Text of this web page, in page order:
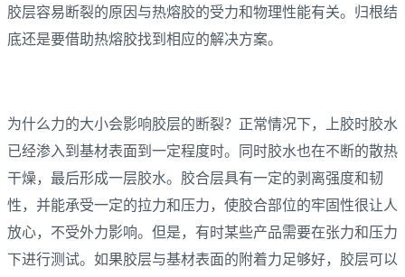
胶层容易断裂的原因与热熔胶的受力和物理性能有关。归根结
底还是要借助热熔胶找到相应的解决方案。
为什么力的大小会影响胶层的断裂？正常情况下，上胶时胶水
已经渗入到基材表面到一定程度时。同时胶水也在不断的散热
干燥，最后形成一层胶水。胶合层具有一定的剥离强度和韧
性，并能承受一定的拉力和压力，使胶合部位的牢固性很让人
放心，不受外力影响。但是，有时某些产品需要在张力和压力
下进行测试。如果胶层与基材表面的附着力足够好，胶层可以